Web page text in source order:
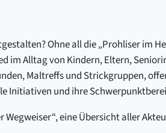
Ohne all die „Prohliser im
Alltag von Kindern, Eltern,
Maltreffs und Strickgruppen,
Initiativen und ihre
Wegweiser“, eine Übersicht aller